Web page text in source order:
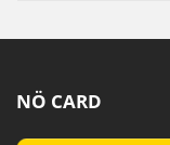
NÖ CARD